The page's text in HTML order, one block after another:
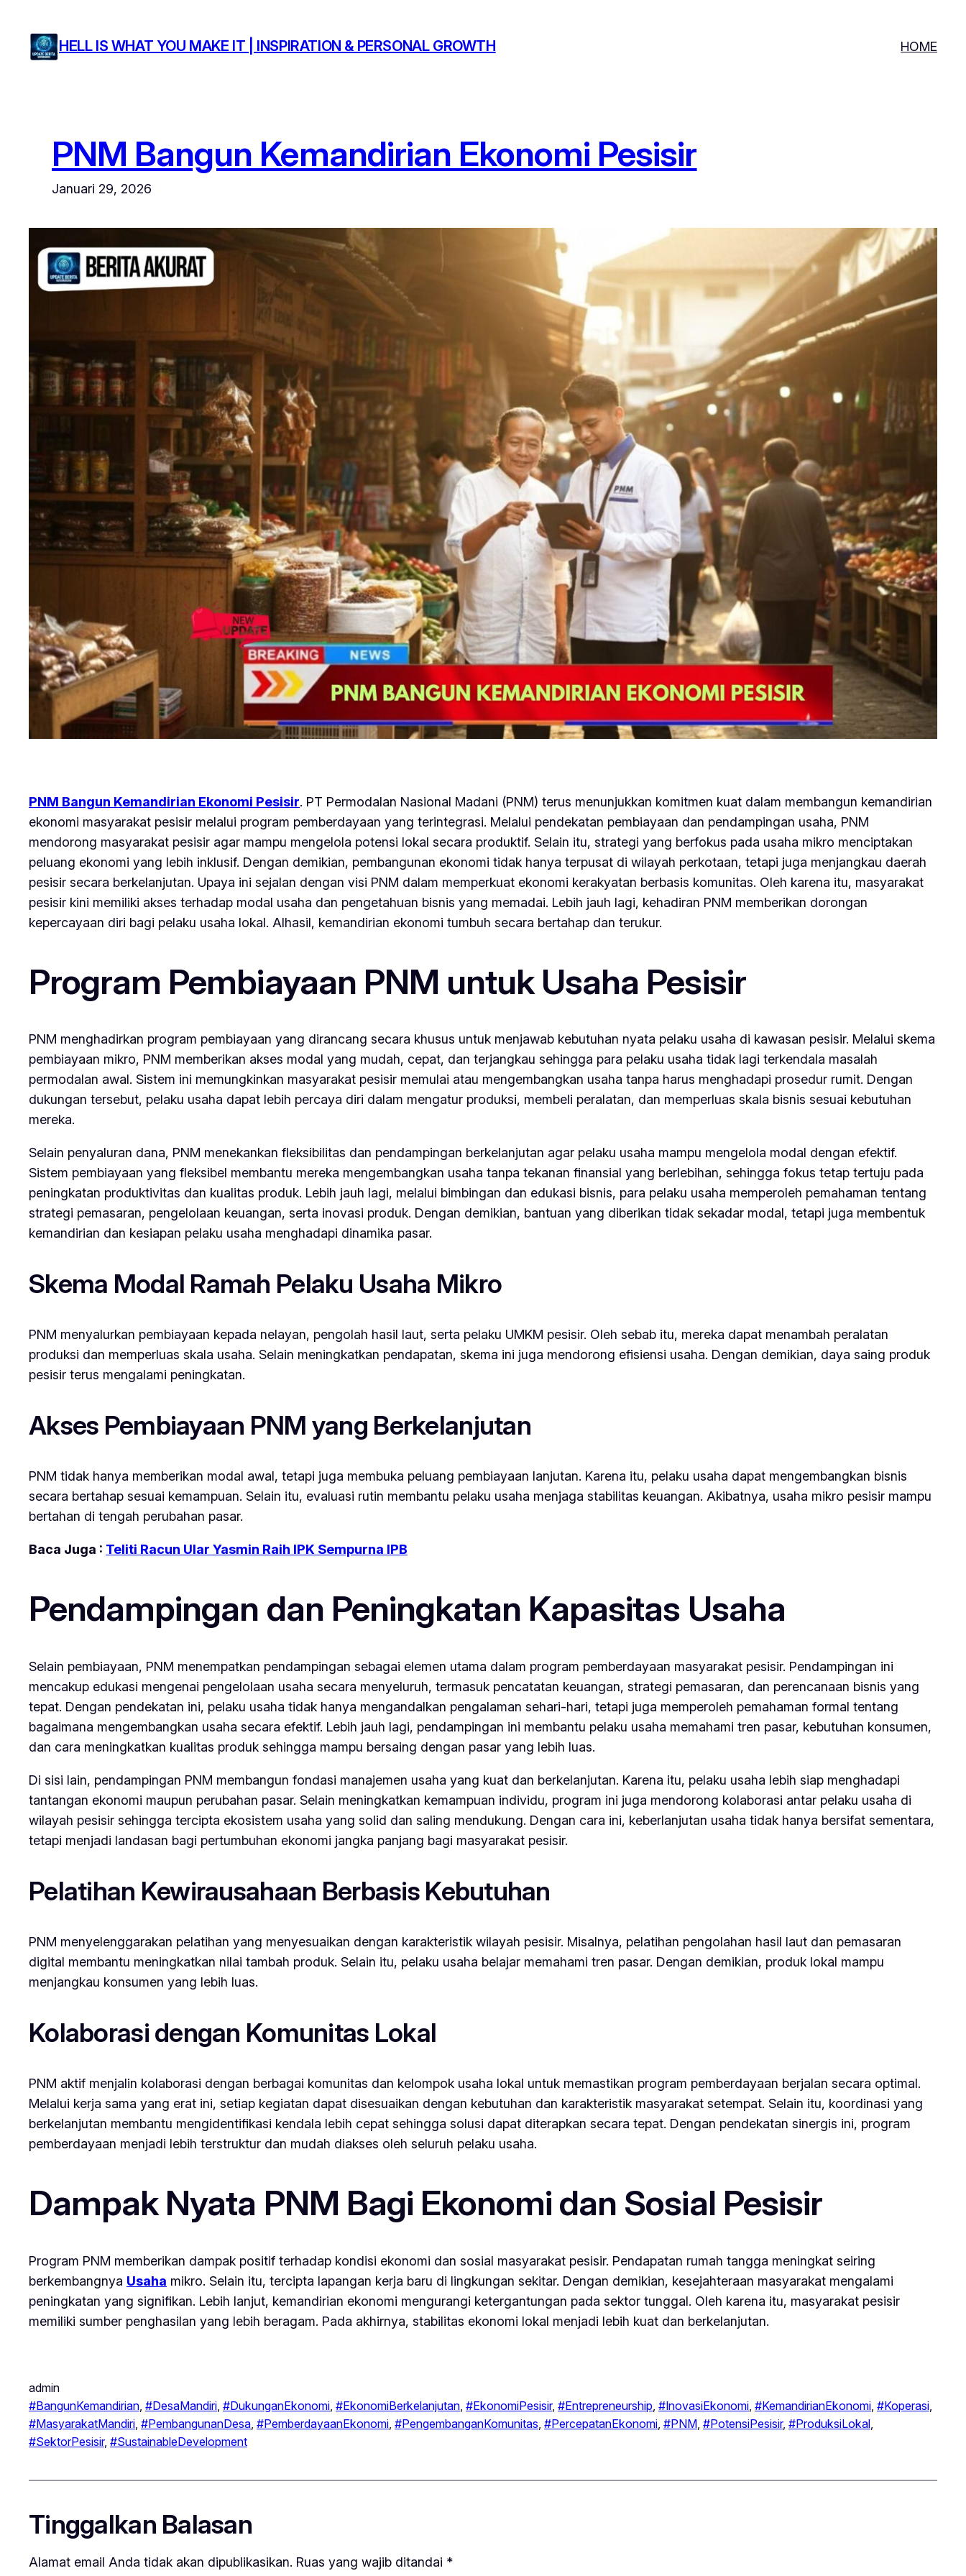
konten
HELL IS WHAT YOU MAKE IT | INSPIRATION & PERSONAL GROWTH HOME
PNM Bangun Kemandirian Ekonomi Pesisir
Januari 29, 2026
PNM Bangun Kemandirian Ekonomi Pesisir. PT Permodalan Nasional Madani (PNM) terus menunjukkan komitmen kuat dalam membangun kemandirian
ekonomi masyarakat pesisir melalui program pemberdayaan yang terintegrasi. Melalui pendekatan pembiayaan dan pendampingan usaha, PNM
mendorong masyarakat pesisir agar mampu mengelola potensi lokal secara produktif. Selain itu, strategi yang berfokus pada usaha mikro menciptakan
peluang ekonomi yang lebih inklusif. Dengan demikian, pembangunan ekonomi tidak hanya terpusat di wilayah perkotaan, tetapi juga menjangkau daerah
pesisir secara berkelanjutan. Upaya ini sejalan dengan visi PNM dalam memperkuat ekonomi kerakyatan berbasis komunitas. Oleh karena itu, masyarakat
pesisir kini memiliki akses terhadap modal usaha dan pengetahuan bisnis yang memadai. Lebih jauh lagi, kehadiran PNM memberikan dorongan
kepercayaan diri bagi pelaku usaha lokal. Alhasil, kemandirian ekonomi tumbuh secara bertahap dan terukur.
Program Pembiayaan PNM untuk Usaha Pesisir
PNM menghadirkan program pembiayaan yang dirancang secara khusus untuk menjawab kebutuhan nyata pelaku usaha di kawasan pesisir. Melalui skema
pembiayaan mikro, PNM memberikan akses modal yang mudah, cepat, dan terjangkau sehingga para pelaku usaha tidak lagi terkendala masalah
permodalan awal. Sistem ini memungkinkan masyarakat pesisir memulai atau mengembangkan usaha tanpa harus menghadapi prosedur rumit. Dengan
dukungan tersebut, pelaku usaha dapat lebih percaya diri dalam mengatur produksi, membeli peralatan, dan memperluas skala bisnis sesuai kebutuhan
mereka.
Selain penyaluran dana, PNM menekankan fleksibilitas dan pendampingan berkelanjutan agar pelaku usaha mampu mengelola modal dengan efektif.
Sistem pembiayaan yang fleksibel membantu mereka mengembangkan usaha tanpa tekanan finansial yang berlebihan, sehingga fokus tetap tertuju pada
peningkatan produktivitas dan kualitas produk. Lebih jauh lagi, melalui bimbingan dan edukasi bisnis, para pelaku usaha memperoleh pemahaman tentang
strategi pemasaran, pengelolaan keuangan, serta inovasi produk. Dengan demikian, bantuan yang diberikan tidak sekadar modal, tetapi juga membentuk
kemandirian dan kesiapan pelaku usaha menghadapi dinamika pasar.
Skema Modal Ramah Pelaku Usaha Mikro
PNM menyalurkan pembiayaan kepada nelayan, pengolah hasil laut, serta pelaku UMKM pesisir. Oleh sebab itu, mereka dapat menambah peralatan
produksi dan memperluas skala usaha. Selain meningkatkan pendapatan, skema ini juga mendorong efisiensi usaha. Dengan demikian, daya saing produk
pesisir terus mengalami peningkatan.
Akses Pembiayaan PNM yang Berkelanjutan
PNM tidak hanya memberikan modal awal, tetapi juga membuka peluang pembiayaan lanjutan. Karena itu, pelaku usaha dapat mengembangkan bisnis
secara bertahap sesuai kemampuan. Selain itu, evaluasi rutin membantu pelaku usaha menjaga stabilitas keuangan. Akibatnya, usaha mikro pesisir mampu
bertahan di tengah perubahan pasar.
Baca Juga : Teliti Racun Ular Yasmin Raih IPK Sempurna IPB
Pendampingan dan Peningkatan Kapasitas Usaha
Selain pembiayaan, PNM menempatkan pendampingan sebagai elemen utama dalam program pemberdayaan masyarakat pesisir. Pendampingan ini
mencakup edukasi mengenai pengelolaan usaha secara menyeluruh, termasuk pencatatan keuangan, strategi pemasaran, dan perencanaan bisnis yang
tepat. Dengan pendekatan ini, pelaku usaha tidak hanya mengandalkan pengalaman sehari-hari, tetapi juga memperoleh pemahaman formal tentang
bagaimana mengembangkan usaha secara efektif. Lebih jauh lagi, pendampingan ini membantu pelaku usaha memahami tren pasar, kebutuhan konsumen,
dan cara meningkatkan kualitas produk sehingga mampu bersaing dengan pasar yang lebih luas.
Di sisi lain, pendampingan PNM membangun fondasi manajemen usaha yang kuat dan berkelanjutan. Karena itu, pelaku usaha lebih siap menghadapi
tantangan ekonomi maupun perubahan pasar. Selain meningkatkan kemampuan individu, program ini juga mendorong kolaborasi antar pelaku usaha di
wilayah pesisir sehingga tercipta ekosistem usaha yang solid dan saling mendukung. Dengan cara ini, keberlanjutan usaha tidak hanya bersifat sementara,
tetapi menjadi landasan bagi pertumbuhan ekonomi jangka panjang bagi masyarakat pesisir.
Pelatihan Kewirausahaan Berbasis Kebutuhan
PNM menyelenggarakan pelatihan yang menyesuaikan dengan karakteristik wilayah pesisir. Misalnya, pelatihan pengolahan hasil laut dan pemasaran
digital membantu meningkatkan nilai tambah produk. Selain itu, pelaku usaha belajar memahami tren pasar. Dengan demikian, produk lokal mampu
menjangkau konsumen yang lebih luas.
Kolaborasi dengan Komunitas Lokal
PNM aktif menjalin kolaborasi dengan berbagai komunitas dan kelompok usaha lokal untuk memastikan program pemberdayaan berjalan secara optimal.
Melalui kerja sama yang erat ini, setiap kegiatan dapat disesuaikan dengan kebutuhan dan karakteristik masyarakat setempat. Selain itu, koordinasi yang
berkelanjutan membantu mengidentifikasi kendala lebih cepat sehingga solusi dapat diterapkan secara tepat. Dengan pendekatan sinergis ini, program
pemberdayaan menjadi lebih terstruktur dan mudah diakses oleh seluruh pelaku usaha.
Dampak Nyata PNM Bagi Ekonomi dan Sosial Pesisir
Program PNM memberikan dampak positif terhadap kondisi ekonomi dan sosial masyarakat pesisir. Pendapatan rumah tangga meningkat seiring
berkembangnya Usaha mikro. Selain itu, tercipta lapangan kerja baru di lingkungan sekitar. Dengan demikian, kesejahteraan masyarakat mengalami
peningkatan yang signifikan. Lebih lanjut, kemandirian ekonomi mengurangi ketergantungan pada sektor tunggal. Oleh karena itu, masyarakat pesisir
memiliki sumber penghasilan yang lebih beragam. Pada akhirnya, stabilitas ekonomi lokal menjadi lebih kuat dan berkelanjutan.
admin
#BangunKemandirian #DesaMandiri #DukunganEkonomi #EkonomiBerkelanjutan #EkonomiPesisir, #Entrepreneurship #InovasiEkonomi #KemandirianEkonomi #Koperasi
#MasyarakatMandiri #PembangunanDesa #PemberdayaanEkonomi #PengembanganKomunitas #PercepatanEkonomi #PNM #PotensiPesisir, #ProduksiLokal
#SektorPesisir, #SustainableDevelopment
Tinggalkan Balasan
Alamat email Anda tidak akan dipublikasikan. Ruas yang wajib ditandai *